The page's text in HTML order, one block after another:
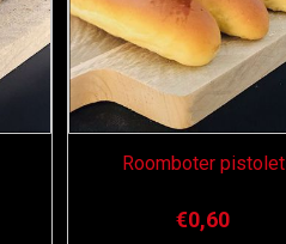
Roomboter pistolet
€0,60